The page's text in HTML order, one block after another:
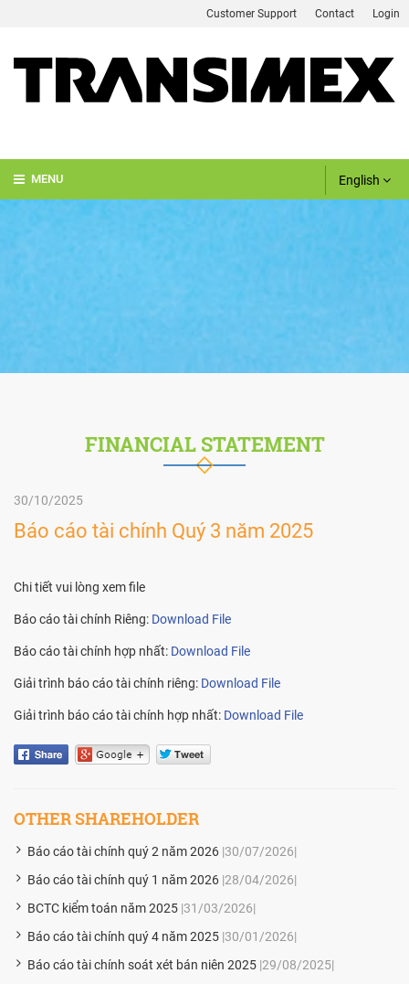
Login
Contact
Customer Support
English
FINANCIAL STATEMENT
30/10/2025
Báo cáo tài chính Quý 3 năm 2025
Chi tiết vui lòng xem file
Báo cáo tài chính Riêng: Download File
Báo cáo tài chính hợp nhất: Download File
Giải trình báo cáo tài chính riêng: Download File
Giải trình báo cáo tài chính hợp nhất: Download File
OTHER SHAREHOLDER
Báo cáo tài chính quý 2 năm 2026 |30/07/2026|
Báo cáo tài chính quý 1 năm 2026 |28/04/2026|
BCTC kiểm toán năm 2025 |31/03/2026|
Báo cáo tài chính quý 4 năm 2025 |30/01/2026|
Báo cáo tài chính soát xét bán niên 2025 |29/08/2025|